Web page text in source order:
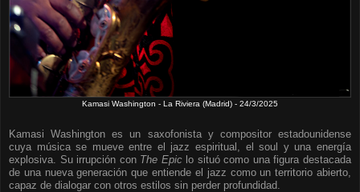
Kamasi Washington - La Riviera (Madrid) - 24/3/2025
Kamasi Washington es un saxofonista y compositor estadounidense
cuya música se mueve entre el jazz espiritual, el soul y una energía
explosiva. Su irrupción con The Epiclo situó como una figura destacada
de una nueva generación que entiende el jazz como un territorio abierto,
capaz de dialogar con otros estilos sin perder profundidad.